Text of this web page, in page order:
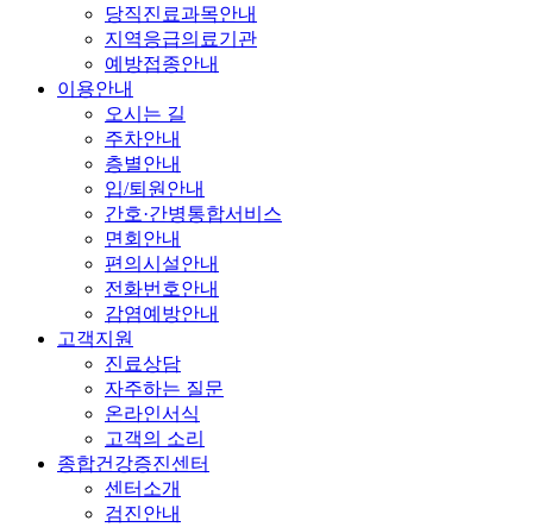
당직진료과목안내
지역응급의료기관
예방접종안내
이용안내
오시는 길
주차안내
층별안내
입/퇴원안내
간호·간병통합서비스
면회안내
편의시설안내
전화번호안내
감염예방안내
고객지원
진료상담
자주하는 질문
온라인서식
고객의 소리
종합건강증진센터
센터소개
검진안내